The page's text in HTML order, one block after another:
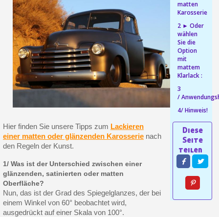
Ihr Online-Angebot
Teilen Sie Ihre Kreationen und
Sammeln Sie mit jeder
Rücksendung von
Rabatt von 5€ auf
10€ Einkaufsgutschein
Hier finden Sie unsere Tipps zum Lackieren
einer matten oder glänzenden Karosserienach
den Regeln der Kunst.
1/ Was ist der Unterschied zwischen einer
glänzenden, satinierten oder matten
Oberfläche?
Nun, das ist der Grad des Spiegelglanzes, der bei
einem Winkel von 60° beobachtet wird,
ausgedrückt auf einer Skala von 100°.
matten
Karosserie
2 ► Oder
wählen
Sie die
Option
mit
mattem
Klarlack :
3
/
4/ Hinweis!